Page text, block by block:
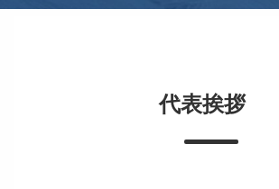
代表挨拶